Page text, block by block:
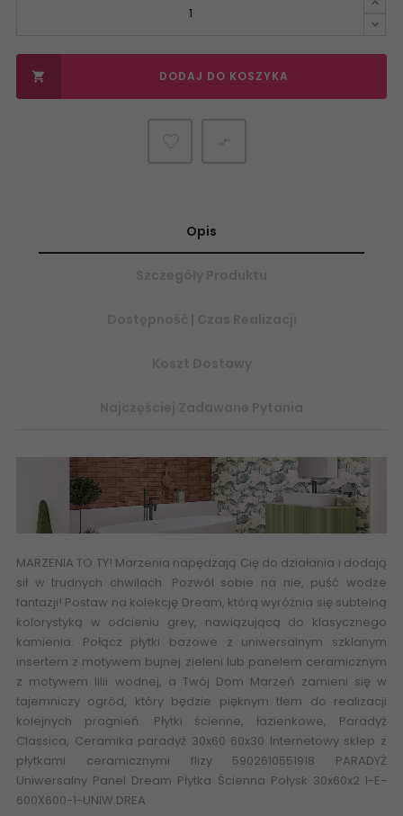
 DODAJ DO KOSZYKA
Opis
MARZENIA TO TY! Marzenia napędzają Cię do działania i dodają
sił w trudnych chwilach. Pozwól sobie na nie, puść wodze
fantazji! Postaw na kolekcję Dream, którą wyróżnia się subtelną
kolorystyką w odcieniu grey, nawiązującą do klasycznego
kamienia. Połącz płytki bazowe z uniwersalnym szklanym
insertem z motywem bujnej zieleni lub panelem ceramicznym
z motywem lilii wodnej, a Twój Dom Marzeń zamieni się w
tajemniczy ogród, który będzie pięknym tłem do realizacji
kolejnych pragnień. Płytki ścienne, łazienkowe, Paradyż
Classica, Ceramika paradyż 30x60 60x30 Internetowy sklep z
płytkami ceramicznymi flizy5902610551918 PARADYŻ
Uniwersalny Panel Dream Płytka Ścienna Połysk 30x60x2 I-E-
600X600-1-UNIW.DREA